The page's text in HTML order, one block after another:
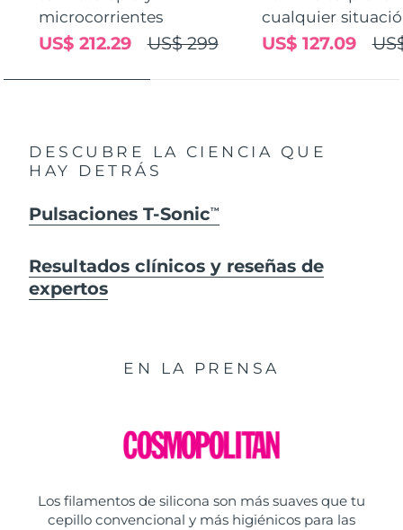
microcorrientes
US$ 299
US$ 212.29
cualquier
US$ 127.09
DESCUBRE LA CIENCIA QUE
HAY DETRÁS
Pulsaciones T-SonicTM
Resultados clínicos y reseñas de
expertos
EN LA PRENSA
Los filamentos de silicona son más suaves que tu
cepillo convencional y más higiénicos para las